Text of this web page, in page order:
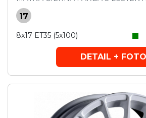
17
8x17 ET35 (5x100)
DETAIL + FOTO